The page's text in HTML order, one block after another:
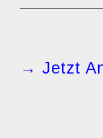
→ Jetzt